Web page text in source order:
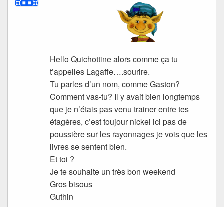
Hello Quichottine alors comme ça tu
t’appelles Lagaffe….sourire.
Tu parles d’un nom, comme Gaston?
Comment vas-tu? Il y avait bien longtemps
que je n’étais pas venu trainer entre tes
étagères, c’est toujour nickel ici pas de
poussière sur les rayonnages je vois que les
livres se sentent bien.
Et toi ?
Je te souhaite un très bon weekend
Gros bisous
Guthin